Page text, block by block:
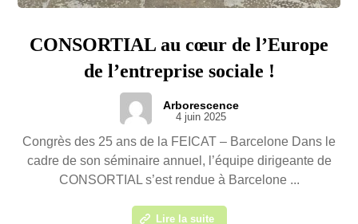
CONSORTIAL au cœur de l’Europe
de l’entreprise sociale !
Arborescence
4 juin 2025
Congrès des 25 ans de la FEICAT – Barcelone Dans le
cadre de son séminaire annuel, l’équipe dirigeante de
CONSORTIAL s’est rendue à Barcelone ...
Lire la suite